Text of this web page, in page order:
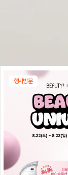
행사방문